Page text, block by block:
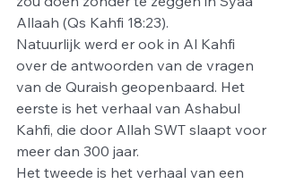
Allaah (Qs Kahfi 18:23).
Natuurlijk werd er ook in Al Kahfi
over de antwoorden van de vragen
van de Quraish geopenbaard. Het
eerste is het verhaal van Ashabul
Kahfi, die door Allah SWT slaapt voor
meer dan 300 jaar.
Het tweede is het verhaal van een